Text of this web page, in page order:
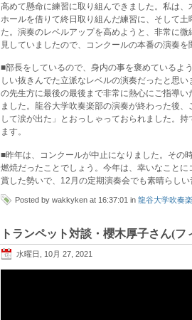
高めて懸命に練習に取り組んできました。私は
ホールを借りて終日取り組んだ練習に、そして
た。演奏のレベルアップを高めようと、非常に
見していましたので、コンクールの本番の演奏
■部長をしているので、身内の事を褒めているよ
しい抜きんでた立派なレベルの演奏だったと思
の先生方に最後の最後まで非常に熱心にご指導
ました。龍谷大学吹奏楽部の演奏が終わった後
して涙が出た」とおっしゃっておられました。
ます。
■昨年は、コンクールが中止になりました。その
燃焼だったことでしょう。今年は、幸いなこと
賞した勢いで、12月の定期演奏会でも素晴らし
Posted by wakkyken at 16:37:01 in 龍谷大学吹奏
トランペット対談・櫻木厚子さん(
水曜日, 10月 27, 2021